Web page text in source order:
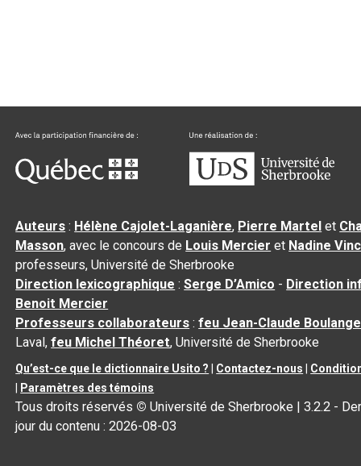
Auteurs : Hélène Cajolet-Laganière, Pierre Martel et
Masson, avec le concours de Louis Mercier et Nadine
professeurs, Université de Sherbrooke
Direction lexicographique :Serge D’Amico - Direction
Benoit Mercier
Professeurs collaborateurs :feu Jean-Claude
Laval,feu Michel Théoret, Université de Sherbrooke
Qu’est-ce que le dictionnaire Usito ? Contactez-nous
Paramètres des témoins
Tous droits réservés © Université de Sherbrooke |3.2.2 -
jour du contenu :2026-08-03